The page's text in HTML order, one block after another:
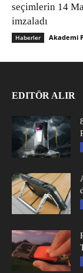
seçimlerin 14
imzaladı
Haberler Akademi
EDITÖR ALIR